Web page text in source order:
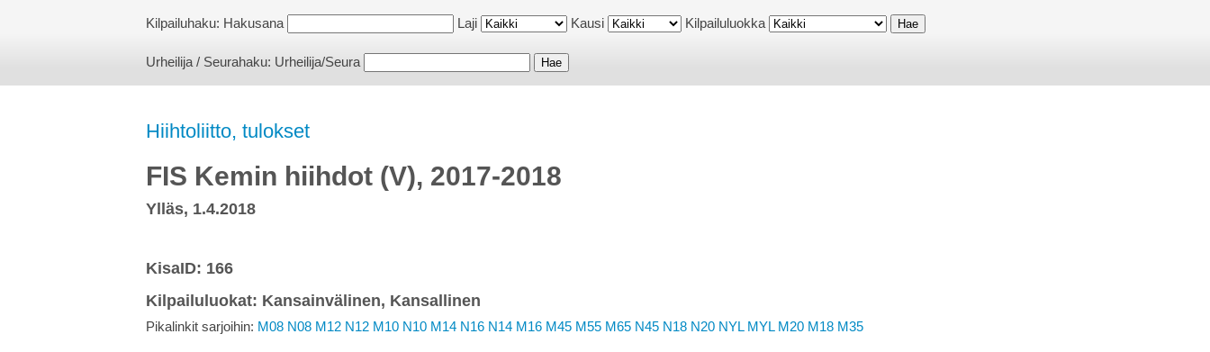
Kilpailuhaku: Hakusana Laji Kausi Kilpailuluokka
Urheilija / Seurahaku: Urheilija/Seura
Hiihtoliitto, tulokset
FIS Kemin hiihdot (V), 2017-2018
Ylläs, 1.4.2018
KisaID: 166
Kilpailuluokat: Kansainvälinen, Kansallinen
Pikalinkit sarjoihin: M08 N08 M12 N12 M10 N10 M14 N16 N14 M16 M45 M55 M65 N45 N18 N20 NYL MYL M20 M18 M35